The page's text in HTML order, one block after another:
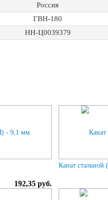
Россия
ГВН-180
НН-Ц0039379
192,35 руб.
Канат